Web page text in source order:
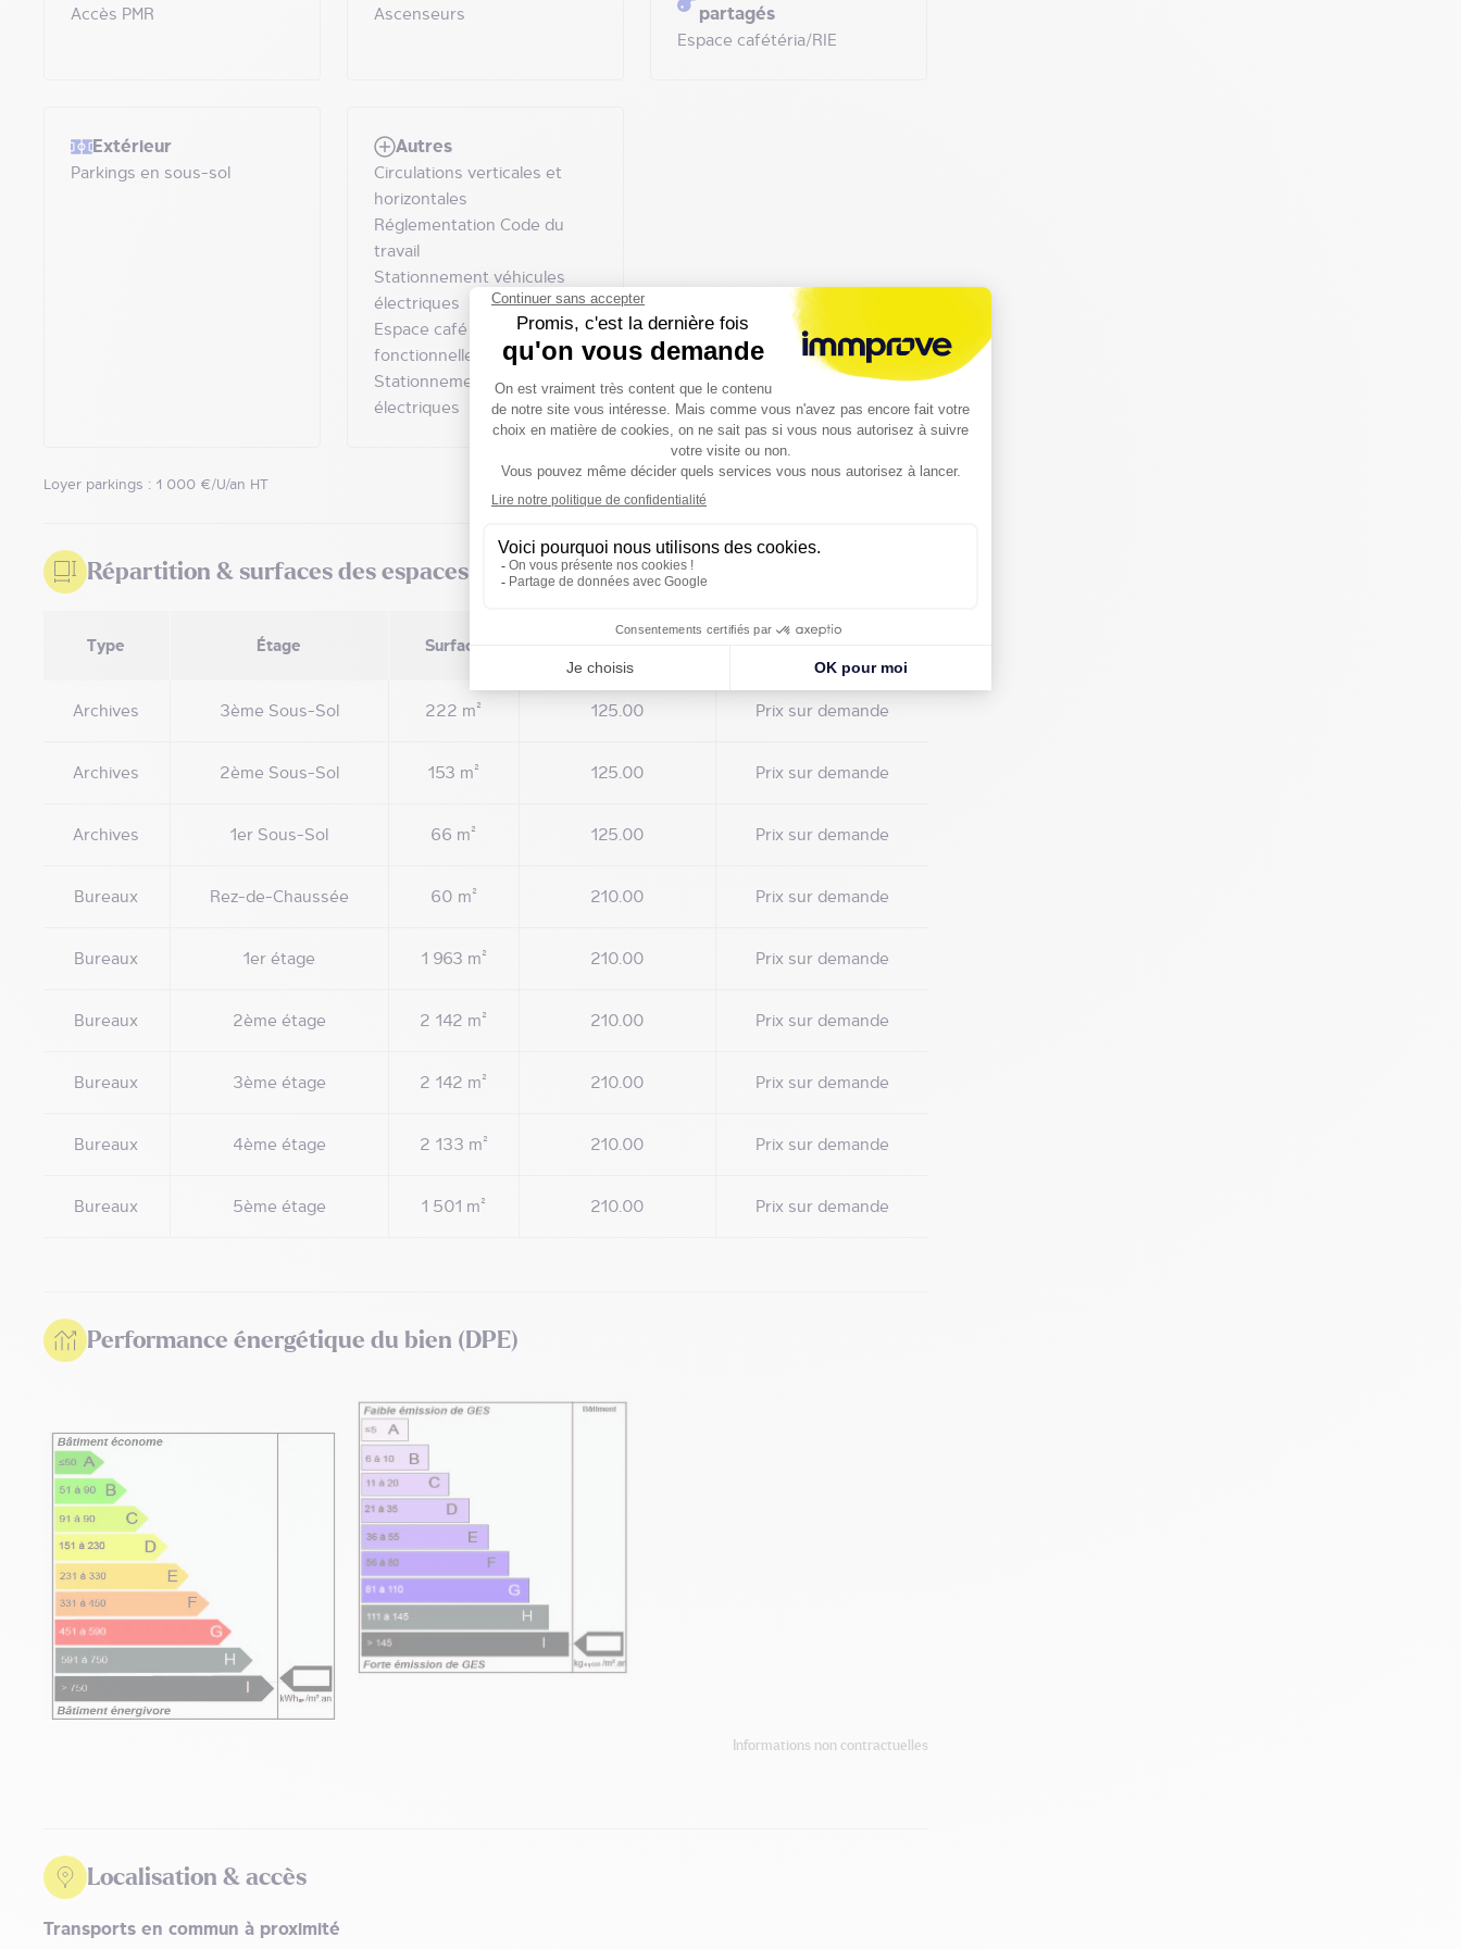
Accès PMR Ascenseurs
partagés
Espace cafétéria/RIE
Extérieur
Parkings en sous-sol
Autres
Circulations verticales et
horizontales
Réglementation Code du
travail
Stationnement véhicules
électriques
Espace café . Surfaces
fonctionnelles et lumineuses
Stationnement véhicules
électriques
Loyer parkings : 1 000 €/U/an HT
Répartition & surfaces des espaces
Type Étage Surface
Loyer
(€/m²/an HT HC)
Charges
(€/m²/an HT HC)
Archives 3ème Sous-Sol 222 m² 125.00 Prix sur demande
Archives 2ème Sous-Sol 153 m² 125.00 Prix sur demande
Archives 1er Sous-Sol 66 m² 125.00 Prix sur demande
Bureaux Rez-de-Chaussée 60 m² 210.00 Prix sur demande
Bureaux 1er étage 1 963 m² 210.00 Prix sur demande
Bureaux 2ème étage 2 142 m² 210.00 Prix sur demande
Bureaux 3ème étage 2 142 m² 210.00 Prix sur demande
Bureaux 4ème étage 2 133 m² 210.00 Prix sur demande
Bureaux 5ème étage 1 501 m² 210.00 Prix sur demande
Performance énergétique du bien (DPE)
Informations non contractuelles
Localisation & accès
Transports en commun à proximité